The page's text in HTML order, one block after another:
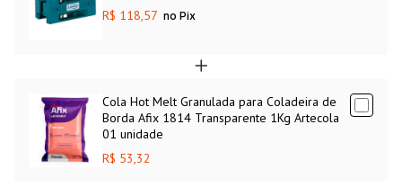
R$ 118,57 no Pix
Cola Hot Melt Granulada para Coladeira de
Borda Afix 1814 Transparente 1Kg Artecola
01 unidade
R$ 53,32